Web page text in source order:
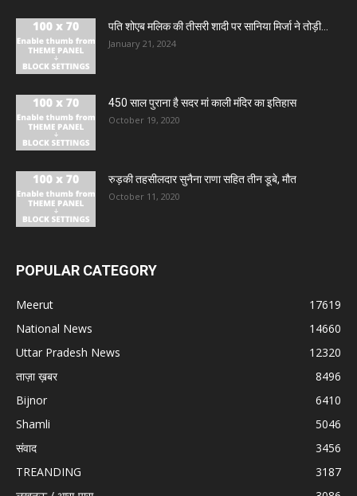
पति शोएब मलिक की तीसरी शादी पर सानिया मिर्जा ने तोड़ी...
January 21, 2024
450 साल पुराना है सदर मां काली मंदिर का इतिहास
October 19, 2020
रुड़की तहसीलदार सुनैना राणा सहित तीन डूबे, मौत
October 11, 2020
POPULAR CATEGORY
Meerut
17619
National News
14660
Uttar Pradesh News
12320
ताज़ा ख़बर
8496
Bijnor
6410
Shamli
5046
संवाद
3456
TREANDING
3187